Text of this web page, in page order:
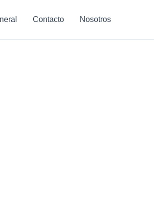
Contacto Nosotros